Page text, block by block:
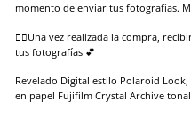
momento de enviar tus fotografías.
👉🏻Una vez realizada la compra,
tus fotografías 💕
Revelado Digital estilo Polaroid
en papel Fujifilm Crystal Archive